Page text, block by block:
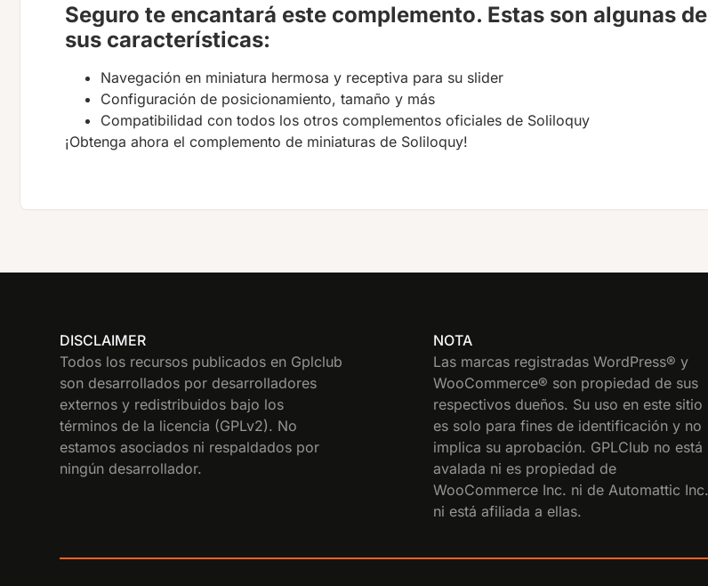
Seguro te encantará este complemento. Estas son algunas de
sus características:
Navegación en miniatura hermosa y receptiva para su slider
Configuración de posicionamiento, tamaño y más
Compatibilidad con todos los otros complementos oficiales de Soliloquy
¡Obtenga ahora el complemento de miniaturas de Soliloquy!
DISCLAIMER
Todos los recursos publicados en Gplclub
son desarrollados por desarrolladores
externos y redistribuidos bajo los
términos de la licencia (GPLv2). No
estamos asociados ni respaldados por
ningún desarrollador.
NOTA
Las marcas registradas WordPress® y
WooCommerce® son propiedad de sus
respectivos dueños. Su uso en este sitio
es solo para fines de identificación y no
implica su aprobación. GPLClub no está
avalada ni es propiedad de
WooCommerce Inc. ni de Automattic Inc.
ni está afiliada a ellas.